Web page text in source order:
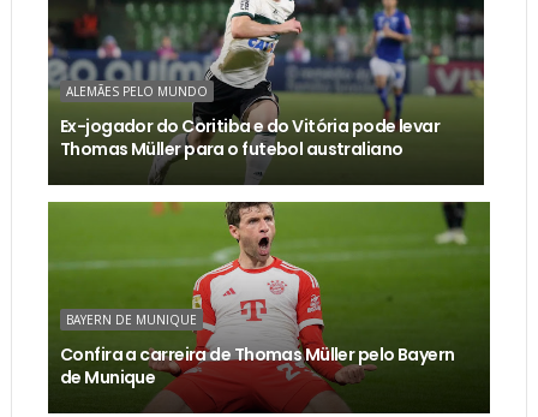
ALEMÃES PELO MUNDO
Ex-jogador do Coritiba e do Vitória pode levar
Thomas Müller para o futebol australiano
BAYERN DE MUNIQUE
Confira a carreira de Thomas Müller pelo Bayern
de Munique